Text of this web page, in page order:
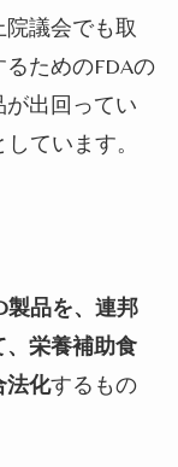
議会でも取
ためのFDAの
出回ってい
ています。
製品を、連邦
、栄養補助食
法化するもの